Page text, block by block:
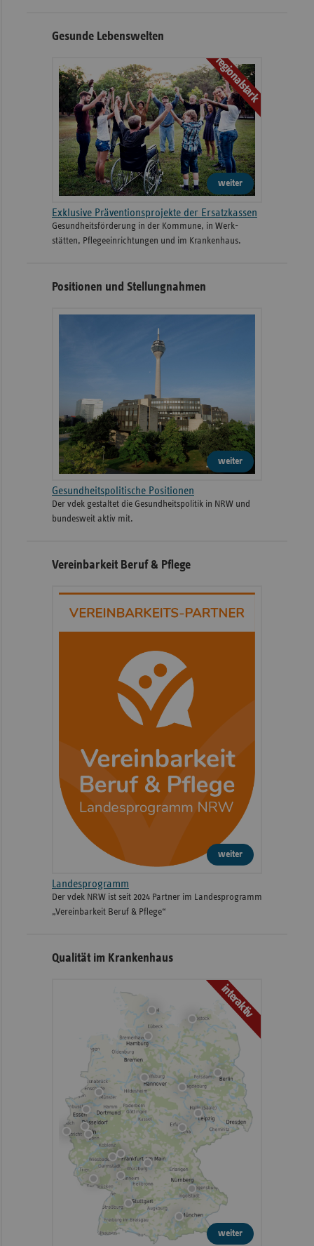
Gesunde Lebenswelten
regionalstark
weiter
Exklusive Präventionsprojekte der Ersatzkassen
Gesund­heits­­förderung in der Kommune, in Werk­
stätten, Pflege­einrichtungen und im Kranken­haus.
Positionen und Stellungnahmen
weiter
Gesundheitspolitische Positionen
Der vdek gestaltet die Gesundheitspolitik in NRW und
bundesweit aktiv mit.
Vereinbarkeit Beruf & Pflege
weiter
Landesprogramm
Der vdek NRW ist seit 2024 Partner im Landesprogramm
„Vereinbarkeit Beruf & Pflege“
Qualität im Krankenhaus
interaktiv
weiter